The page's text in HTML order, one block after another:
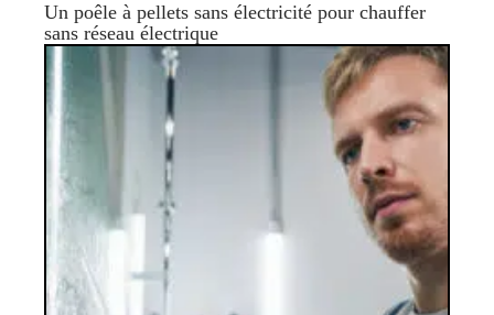
Un poêle à pellets sans électricité pour chauffer
sans réseau électrique